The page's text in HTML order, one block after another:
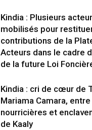
Kindia : Plusieurs
mobilisés pour
contributions de la
Acteurs dans le cadre
de la future Loi
Kindia : cri de cœur de
Mariama Camara,
nourricières et
de Kaaly